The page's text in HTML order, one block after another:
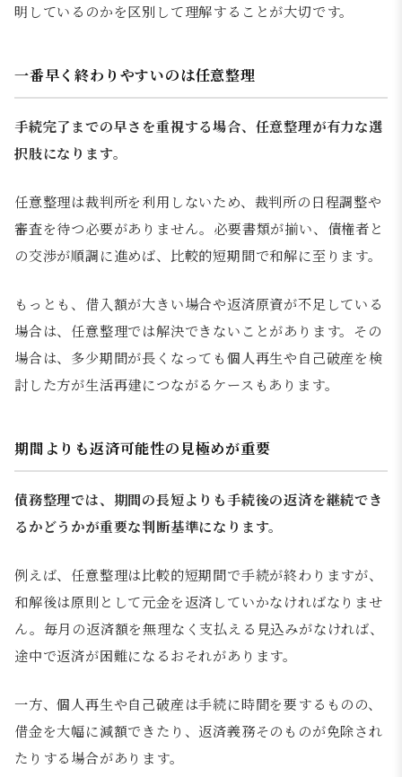
明しているのかを区別して理解することが大切です。
一番早く終わりやすいのは任意整理
手続完了までの早さを重視する場合、任意整理が有力な選
択肢になります。
任意整理は裁判所を利用しないため、裁判所の日程調整や
審査を待つ必要がありません。必要書類が揃い、債権者と
の交渉が順調に進めば、比較的短期間で和解に至ります。
もっとも、借入額が大きい場合や返済原資が不足している
場合は、任意整理では解決できないことがあります。その
場合は、多少期間が長くなっても個人再生や自己破産を検
討した方が生活再建につながるケースもあります。
期間よりも返済可能性の見極めが重要
債務整理では、期間の長短よりも手続後の返済を継続でき
るかどうかが重要な判断基準になります。
例えば、任意整理は比較的短期間で手続が終わりますが、
和解後は原則として元金を返済していかなければなりませ
ん。毎月の返済額を無理なく支払える見込みがなければ、
途中で返済が困難になるおそれがあります。
一方、個人再生や自己破産は手続に時間を要するものの、
借金を大幅に減額できたり、返済義務そのものが免除され
たりする場合があります。